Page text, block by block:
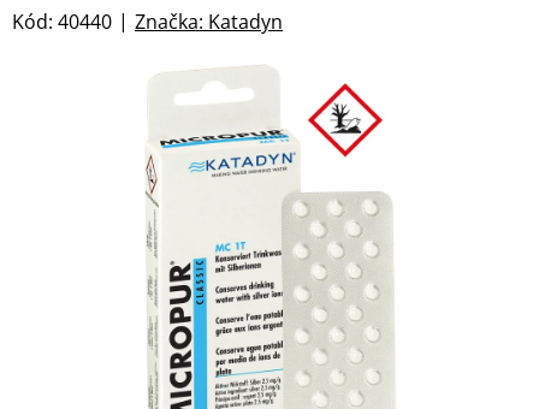
Značka: Katadyn
Kód: 40440